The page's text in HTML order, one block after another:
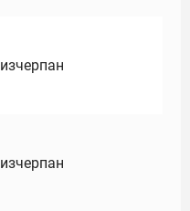
изчерпан
изчерпан